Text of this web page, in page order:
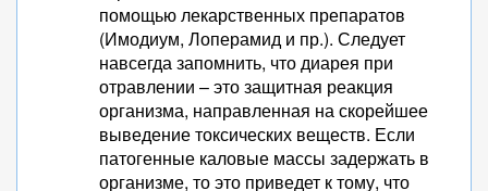
помощью лекарственных препаратов
(Имодиум, Лоперамид и пр.). Следует
навсегда запомнить, что диарея при
отравлении – это защитная реакция
организма, направленная на скорейшее
выведение токсических веществ. Если
патогенные каловые массы задержать в
организме, то это приведет к тому, что